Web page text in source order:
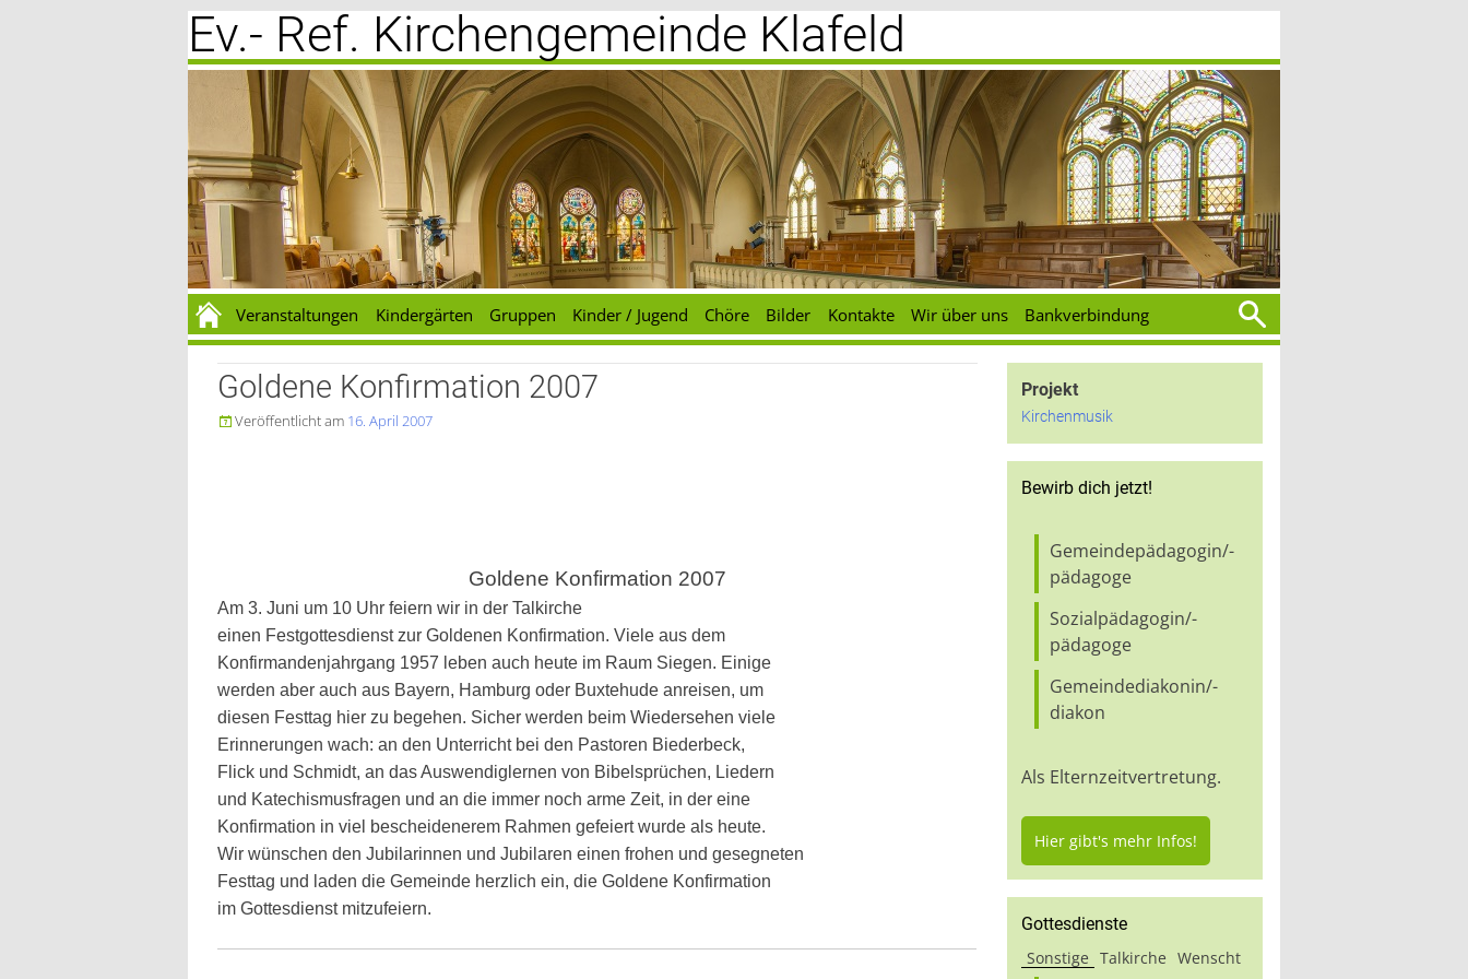
Zum
Inhalt
springen
Ev.- Ref. Kirchengemeinde Klafeld
Veranstaltungen Kindergärten Gruppen Kinder / Jugend Chöre Bilder Kontakte Wir über uns Bankverbindung
nach:
Projekt
Kirchenmusik
Goldene Konfirmation 2007
Veröffentlicht am 16. April 2007
Goldene Konfirmation 2007
Am 3. Juni um 10 Uhr feiern wir in der Talkirche
einen Festgottesdienst zur Goldenen Konfirmation. Viele aus dem
Konfirmandenjahrgang 1957 leben auch heute im Raum Siegen. Einige
werden aber auch aus Bayern, Hamburg oder Buxtehude anreisen, um
diesen Festtag hier zu begehen. Sicher werden beim Wiedersehen viele
Erinnerungen wach: an den Unterricht bei den Pastoren Biederbeck,
Flick und Schmidt, an das Auswendiglernen von Bibelsprüchen, Liedern
und Katechismusfragen und an die immer noch arme Zeit, in der eine
Konfirmation in viel bescheidenerem Rahmen gefeiert wurde als heute.
Wir wünschen den Jubilarinnen und Jubilaren einen frohen und gesegneten
Festtag und laden die Gemeinde herzlich ein, die Goldene Konfirmation
im Gottesdienst mitzufeiern.
Bewirb dich jetzt!
Gemeindepädagogin/-
pädagoge
Sozialpädagogin/-
pädagoge
Gemeindediakonin/-
diakon
Als Elternzeitvertretung.
Hier gibt's mehr Infos!
Gottesdienste
Sonstige Talkirche Wenscht